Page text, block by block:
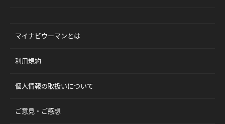
マイナビウーマンとは
利用規約
個人情報の取扱いについて
ご意見・ご感想